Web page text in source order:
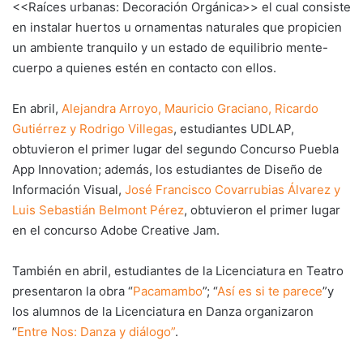
<<Raíces urbanas: Decoración Orgánica>> el cual consiste
en instalar huertos u ornamentas naturales que propicien
un ambiente tranquilo y un estado de equilibrio mente-
cuerpo a quienes estén en contacto con ellos.
En abril, Alejandra Arroyo, Mauricio Graciano, Ricardo
Gutiérrez y Rodrigo Villegas, estudiantes UDLAP,
obtuvieron el primer lugar del segundo Concurso Puebla
App Innovation; además, los estudiantes de Diseño de
Información Visual, José Francisco Covarrubias Álvarez y
Luis Sebastián Belmont Pérez, obtuvieron el primer lugar
en el concurso Adobe Creative Jam.
También en abril, estudiantes de la Licenciatura en Teatro
presentaron la obra “Pacamambo”; “Así es si te parece”y
los alumnos de la Licenciatura en Danza organizaron
“Entre Nos: Danza y diálogo”.